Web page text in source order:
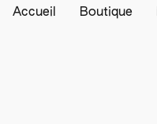
Accueil Boutique